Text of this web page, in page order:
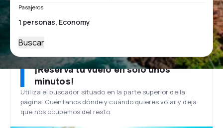
Pasajeros
Buscar
¡Reserva tu vuelo en solo unos
minutos!
Utiliza el buscador situado en la parte superior de la
página. Cuéntanos dónde y cuándo quieres volar y deja
que nos ocupemos del resto.